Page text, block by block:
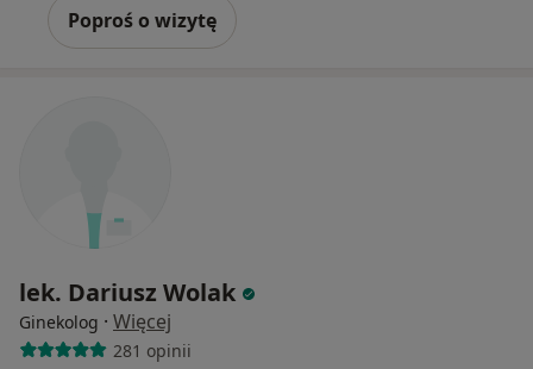
Poproś o wizytę
lek. Dariusz Wolak
Ginekolog · Więcej
281 opinii